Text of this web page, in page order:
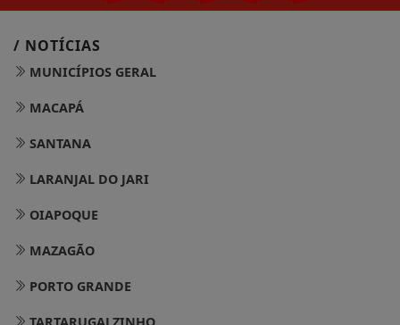
/ NOTÍCIAS
MUNICÍPIOS GERAL
MACAPÁ
SANTANA
LARANJAL DO JARI
OIAPOQUE
MAZAGÃO
PORTO GRANDE
TARTARUGALZINHO